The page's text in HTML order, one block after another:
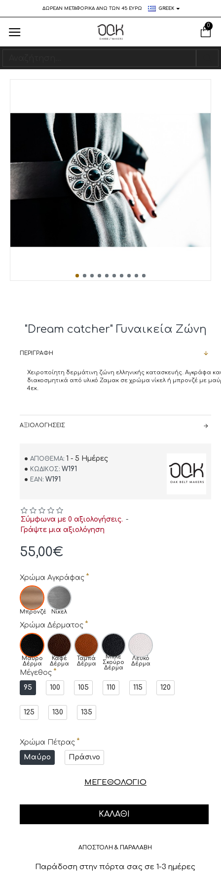
ΔΩΡΕΑΝ ΜΕΤΑΦΟΡΙΚΑ ΑΝΩ ΤΩΝ 45 ΕΥΡΩ GREEK
0
"Dream catcher" Γυναικεία Ζώνη
ΠΕΡΙΓΡΑΦΉ
Χειροποίητη δερμάτινη ζώνη ελληνικής κατασκευής. Αγκράφα
διακοσμητικά από υλικό Ζαμακ σε χρώμα νίκελ ή μπρονζέ με
4εκ.
ΑΞΙΟΛΟΓΉΣΕΙΣ
ΑΠΌΘΕΜΑ: 1 - 5 Ημέρες
ΚΩΔΙΚΌΣ: W191
EAN: W191
Σύμφωνα με 0 αξιολογήσεις. -
Γράψτε μια αξιολόγηση
55,00€
Χρώμα Αγκράφας
Μπρονζέ Νίκελ
Χρώμα Δέρματος
Μαύρο
Δέρμα
Καφέ
Δέρμα
Ταμπά
Δέρμα
Μπλε
Σκούρο
Δέρμα
Λευκό
Δέρμα
Μέγεθος
95
100 105 110 115 120
125 130 135
Χρώμα Πέτρας
Μαύρο
Πράσινο
ΚΑΛΆΘΙ
ΜΕΓΕΘΟΛΟΓΙΟ
ΑΠΟΣΤΟΛΗ & ΠΑΡΑΛΑΒΗ
Παράδοση στην πόρτα σας σε 1-3 ημέρες